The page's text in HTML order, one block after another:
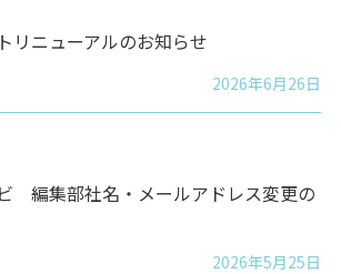
ニューアルのお知らせ
2026年6月26日
編集部社名・メールアドレス変更の
2026年5月25日